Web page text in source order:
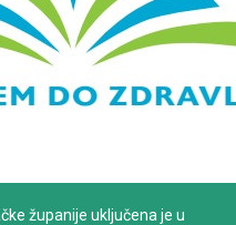
županije uključena je u